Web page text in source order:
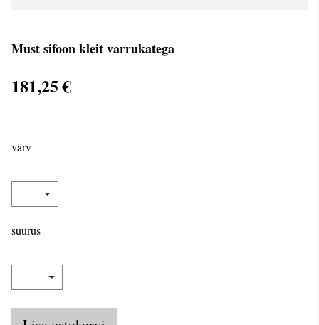
Must sifoon kleit varrukatega
181,25 €
värv
suurus